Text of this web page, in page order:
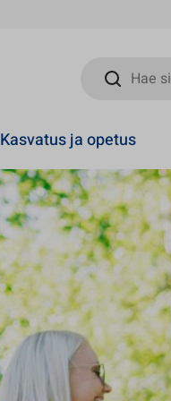
Hae sivustolta
Kasvatus ja opetus